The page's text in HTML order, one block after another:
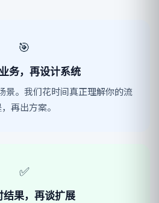
🎯
务，再设计系统
景。我们花时间真正理解你的流
再出方案。
✅
结果，再谈扩展